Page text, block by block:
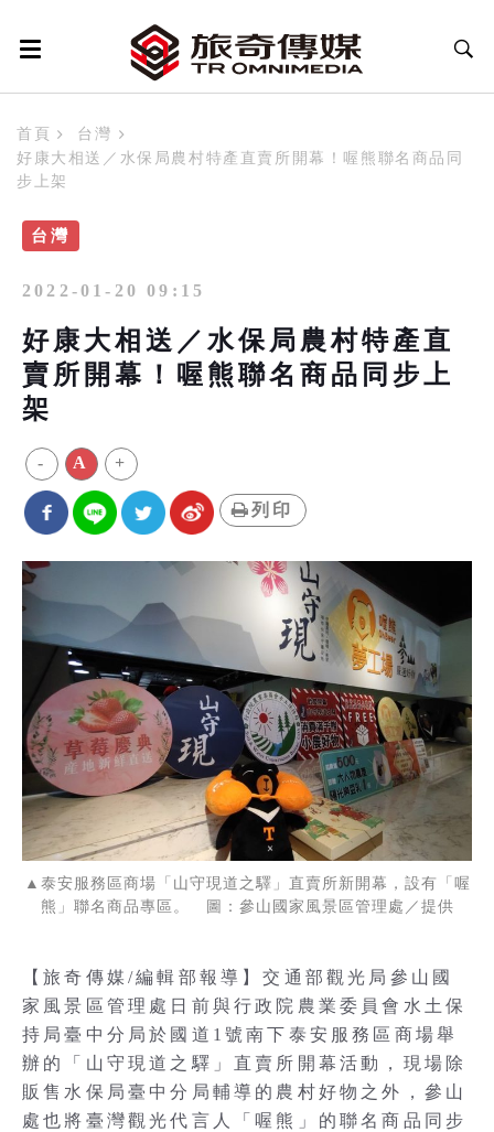
首頁
台灣
好康大相送／水保局農村特產直賣所開幕！喔熊聯名商品同
步上架
台灣
2022-01-20 09:15
好康大相送／水保局農村特產直
賣所開幕！喔熊聯名商品同步上
架
- A +
列印
▲泰安服務區商場「山守現道之驛」直賣所新開幕，設有「喔
熊」聯名商品專區。 圖：參山國家風景區管理處／提供
【旅奇傳媒/編輯部報導】交通部觀光局參山國
家風景區管理處日前與行政院農業委員會水土保
持局臺中分局於國道1號南下泰安服務區商場舉
辦的「山守現道之驛」直賣所開幕活動，現場除
販售水保局臺中分局輔導的農村好物之外，參山
處也將臺灣觀光代言人「喔熊」的聯名商品同步